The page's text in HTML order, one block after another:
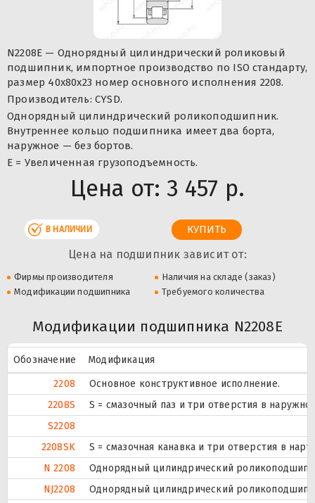
N2208E — Однорядный цилиндрический роликовый
подшипник, импортное производство по ISO стандарту,
размер 40x80x23 номер основного исполнения 2208.
Производитель: CYSD.
Однорядный цилиндрический роликоподшипник.
Внутреннее кольцо подшипника имеет два борта,
наружное — без бортов.
Е = Увеличенная грузоподъемность.
Цена от: 3 457 р.
В НАЛИЧИИ
Цена на подшипник зависит от:
Фирмы производителя
Наличия на складе (заказ)
Модификации подшипника
Требуемого количества
Модификации подшипника N2208E
Обозначение
Модификация
2208
Основное конструктивное исполнение.
2208S
S = смазочный паз и три отверстия в
S2208
2208SK
S = смазочная канавка и три отверстия в
N 2208
Однорядный цилиндрический
NJ2208
Однорядный цилиндрический